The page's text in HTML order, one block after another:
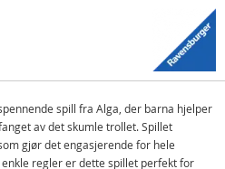
spill fra Alga, der barna hjelper
av det skumle trollet. Spillet
gjør det engasjerende for hele
regler er dette spillet perfekt for